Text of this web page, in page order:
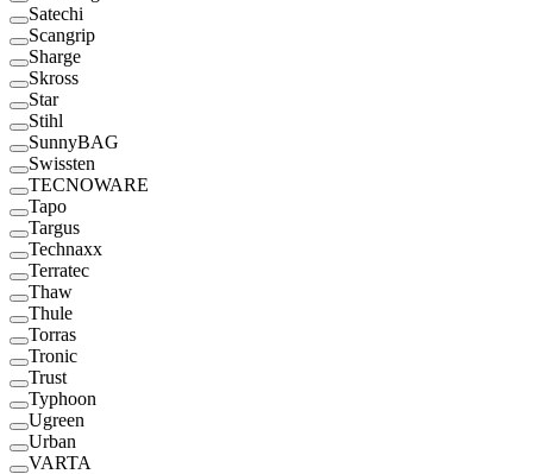
Satechi
Scangrip
Sharge
Skross
Star
Stihl
SunnyBAG
Swissten
TECNOWARE
Tapo
Targus
Technaxx
Terratec
Thaw
Thule
Torras
Tronic
Trust
Typhoon
Ugreen
Urban
VARTA